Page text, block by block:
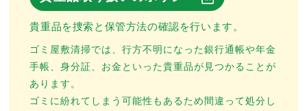
貴重品を捜索と保管方法の確認を行います。
ゴミ屋敷清掃では、行方不明になった銀行通帳や年金
手帳、身分証、お金といった貴重品が見つかることが
あります。
ゴミに紛れてしまう可能性もあるため間違って処分し